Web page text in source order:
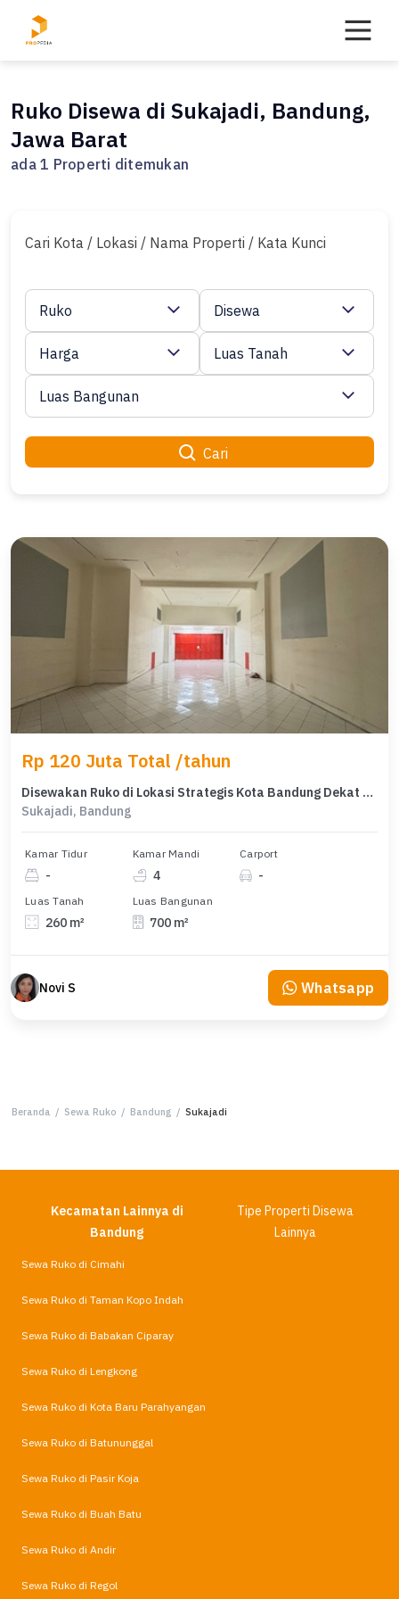
Ruko Disewa di Sukajadi, Bandung,
Jawa Barat
ada 1 Properti ditemukan
Cari Kota / Lokasi / Nama Properti / Kata Kunci
Cari
Ruko Disewa
Harga Luas Tanah
Luas Bangunan
Rp 120 Juta Total /tahun
Disewakan Ruko di Lokasi Strategis Kota Bandung Dekat dengan Pusat Perbelanjaan
Sukajadi, Bandung
Kamar Tidur
-
Kamar Mandi
4
Carport
-
Luas Tanah
260 m²
Luas Bangunan
700 m²
Novi S Whatsapp
Beranda / Sewa Ruko / Bandung / Sukajadi
Kecamatan Lainnya di
Bandung
Tipe Properti Disewa
Lainnya
Sewa Ruko di Cimahi
Sewa Ruko di Taman Kopo Indah
Sewa Ruko di Babakan Ciparay
Sewa Ruko di Lengkong
Sewa Ruko di Kota Baru Parahyangan
Sewa Ruko di Batununggal
Sewa Ruko di Pasir Koja
Sewa Ruko di Buah Batu
Sewa Ruko di Andir
Sewa Ruko di Regol